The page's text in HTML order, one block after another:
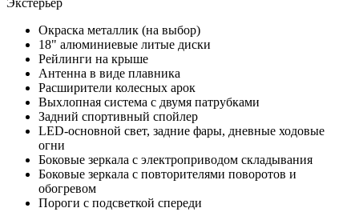
Экстерьер
Окраска металлик (на выбор)
18" алюминиевые литые диски
Рейлинги на крыше
Антенна в виде плавника
Расширители колесных арок
Выхлопная система с двумя патрубками
Задний спортивный спойлер
LED-основной свет, задние фары, дневные ходовые
огни
Боковые зеркала с электроприводом складывания
Боковые зеркала с повторителями поворотов и
обогревом
Пороги с подсветкой спереди